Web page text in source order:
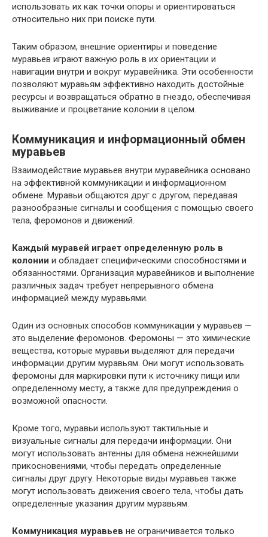
использовать их как точки опоры и ориентироваться
относительно них при поиске пути.
Таким образом, внешние ориентиры и поведение
муравьев играют важную роль в их ориентации и
навигации внутри и вокруг муравейника. Эти особенности
позволяют муравьям эффективно находить достойные
ресурсы и возвращаться обратно в гнездо, обеспечивая
выживание и процветание колонии в целом.
Коммуникация и информационный обмен
муравьев
Взаимодействие муравьев внутри муравейника основано
на эффективной коммуникации и информационном
обмене. Муравьи общаются друг с другом, передавая
разнообразные сигналы и сообщения с помощью своего
тела, феромонов и движений.
Каждый муравей играет определенную роль в
колонии и обладает специфическими способностями и
обязанностями. Организация муравейников и выполнение
различных задач требует непрерывного обмена
информацией между муравьями.
Один из основных способов коммуникации у муравьев —
это выделение феромонов. Феромоны — это химические
вещества, которые муравьи выделяют для передачи
информации другим муравьям. Они могут использовать
феромоны для маркировки пути к источнику пищи или
определенному месту, а также для предупреждения о
возможной опасности.
Кроме того, муравьи используют тактильные и
визуальные сигналы для передачи информации. Они
могут использовать антенны для обмена нежнейшими
прикосновениями, чтобы передать определенные
сигналы друг другу. Некоторые виды муравьев также
могут использовать движения своего тела, чтобы дать
определенные указания другим муравьям.
Коммуникация муравьев не ограничивается только